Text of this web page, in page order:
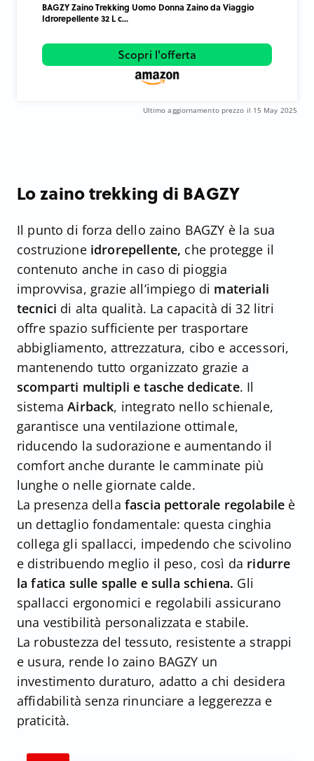
BAGZY Zaino Trekking Uomo Donna Zaino da Viaggio
Idrorepellente 32 L c...
Scopri l'offerta
Ultimo aggiornamento prezzo il 15 May 2025
Lo zaino trekking di BAGZY
Il punto di forza dello zaino BAGZY è la sua
costruzione idrorepellente, che protegge il
contenuto anche in caso di pioggia
improvvisa, grazie all’impiego di materiali
tecnici di alta qualità. La capacità di 32 litri
offre spazio sufficiente per trasportare
abbigliamento, attrezzatura, cibo e accessori,
mantenendo tutto organizzato grazie a
scomparti multipli e tasche dedicate. Il
sistemaAirback, integrato nello schienale,
garantisce una ventilazione ottimale,
riducendo la sudorazione e aumentando il
comfort anche durante le camminate più
lunghe o nelle giornate calde.
La presenza della fascia pettorale regolabile è
un dettaglio fondamentale: questa cinghia
collega gli spallacci, impedendo che scivolino
e distribuendo meglio il peso, così da ridurre
la fatica sulle spalle e sulla schiena. Gli
spallacci ergonomici e regolabili assicurano
una vestibilità personalizzata e stabile.
La robustezza del tessuto, resistente a strappi
e usura, rende lo zaino BAGZY un
investimento duraturo, adatto a chi desidera
affidabilità senza rinunciare a leggerezza e
praticità.